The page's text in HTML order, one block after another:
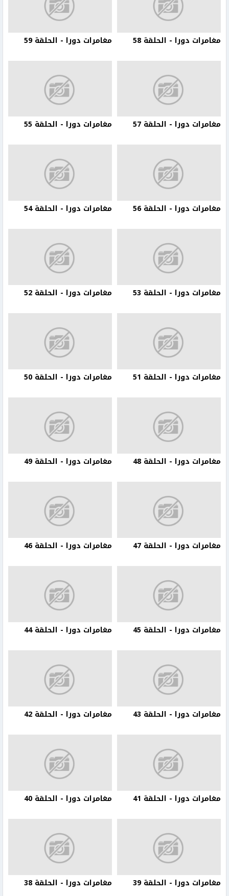
مغامرات دورا - الحلقة 58 مغامرات دورا - الحلقة 59
مغامرات دورا - الحلقة 57 مغامرات دورا - الحلقة 55
مغامرات دورا - الحلقة 56 مغامرات دورا - الحلقة 54
مغامرات دورا - الحلقة 53 مغامرات دورا - الحلقة 52
مغامرات دورا - الحلقة 51 مغامرات دورا - الحلقة 50
مغامرات دورا - الحلقة 48 مغامرات دورا - الحلقة 49
مغامرات دورا - الحلقة 47 مغامرات دورا - الحلقة 46
مغامرات دورا - الحلقة 45 مغامرات دورا - الحلقة 44
مغامرات دورا - الحلقة 43 مغامرات دورا - الحلقة 42
مغامرات دورا - الحلقة 41 مغامرات دورا - الحلقة 40
مغامرات دورا - الحلقة 39 مغامرات دورا - الحلقة 38